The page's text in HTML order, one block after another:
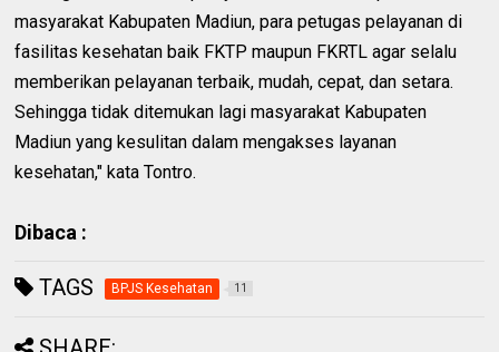
masyarakat Kabupaten Madiun, para petugas pelayanan di
fasilitas kesehatan baik FKTP maupun FKRTL agar selalu
memberikan pelayanan terbaik, mudah, cepat, dan setara.
Sehingga tidak ditemukan lagi masyarakat Kabupaten
Madiun yang kesulitan dalam mengakses layanan
kesehatan," kata Tontro.
Dibaca :
TAGS BPJS Kesehatan 11